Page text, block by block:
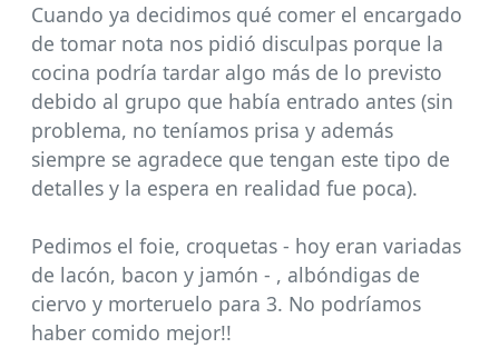
Cuando ya decidimos qué comer el encargado
de tomar nota nos pidió disculpas porque la
cocina podría tardar algo más de lo previsto
debido al grupo que había entrado antes (sin
problema, no teníamos prisa y además
siempre se agradece que tengan este tipo de
detalles y la espera en realidad fue poca).
Pedimos el foie, croquetas - hoy eran variadas
de lacón, bacon y jamón - , albóndigas de
ciervo y morteruelo para 3. No podríamos
haber comido mejor!!